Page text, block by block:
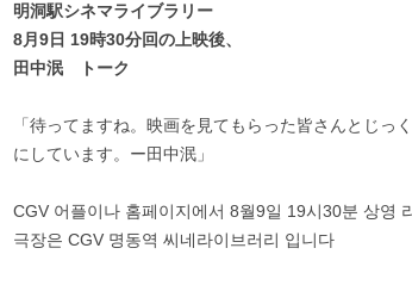
明洞駅シネマライブラリー
8月9日 19時30分回の上映後、
田中泯 トーク
「待ってますね。映画を見てもらった皆さんとじっ
にしています。ー田中泯」
CGV 어플이나 홈페이지에서 8월9일 19시30분 상영
극장은 CGV 명동역 씨네라이브러리 입니다